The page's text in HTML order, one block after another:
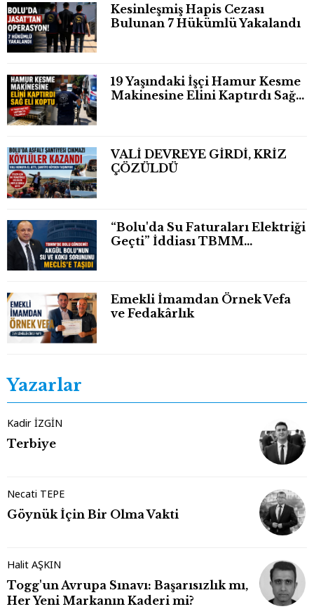
Kesinleşmiş Hapis Cezası
Bulunan 7 Hükümlü Yakalandı
19 Yaşındaki İşçi Hamur Kesme
Makinesine Elini Kaptırdı Sağ
VALİ DEVREYE GİRDİ, KRİZ
ÇÖZÜLDÜ
“Bolu'da Su Faturaları Elektriği
Geçti” İddiası TBMM
Emekli İmamdan Örnek Vefa
ve Fedakârlık
Yazarlar
Kadir İZGİN
Terbiye
Necati TEPE
Göynük İçin Bir Olma Vakti
Halit AŞKIN
Togg'un Avrupa Sınavı: Başarısızlık mı,
Her Yeni Markanın Kaderi mi?